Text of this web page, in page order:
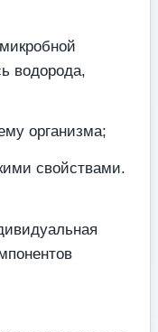
водорода,
организма;
свойствами.